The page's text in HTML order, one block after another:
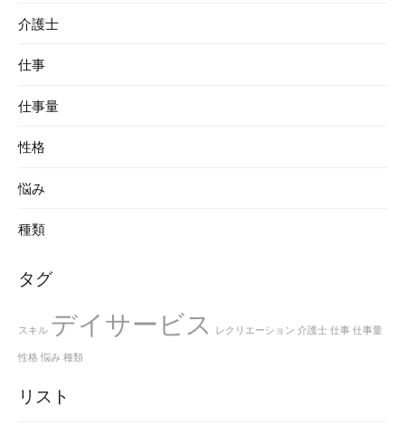
介護士
仕事
仕事量
性格
悩み
種類
タグ
スキル デイサービス レクリエーション 介護士 仕事 仕事量
性格 悩み 種類
リスト